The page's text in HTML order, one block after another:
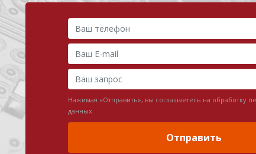
Нажимая «Отправить», вы соглашаетесь на обработку
данных
Отправить